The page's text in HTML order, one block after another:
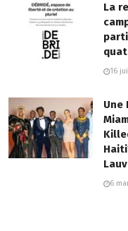
La
16
Une
6